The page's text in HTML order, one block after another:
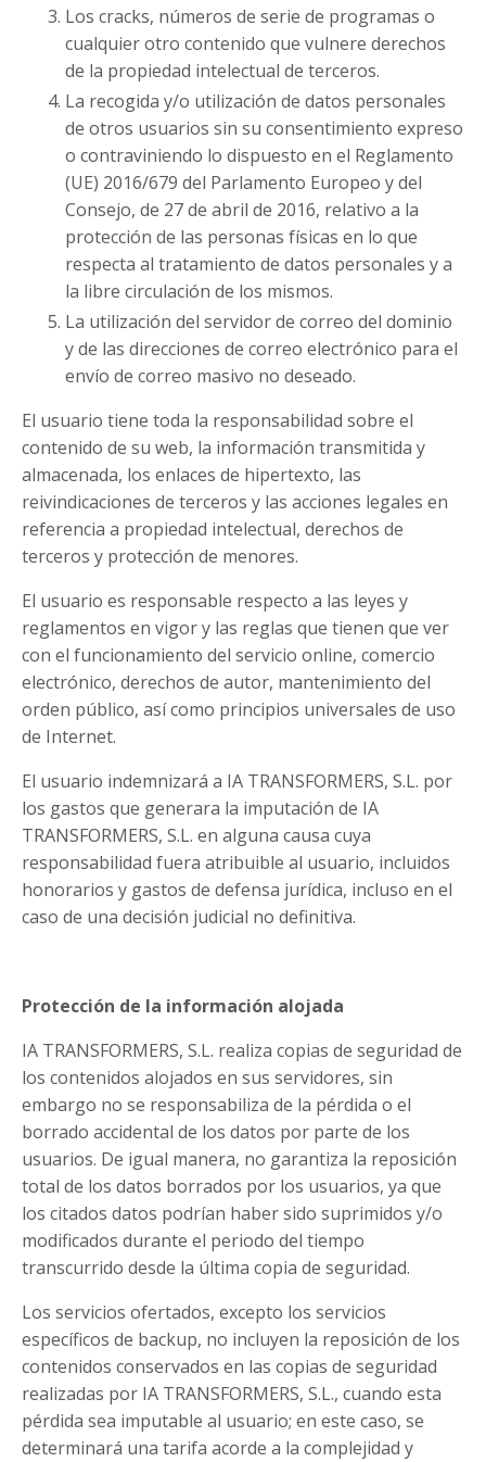
Los cracks, números de serie de programas o
cualquier otro contenido que vulnere derechos
de la propiedad intelectual de terceros.
La recogida y/o utilización de datos personales
de otros usuarios sin su consentimiento expreso
o contraviniendo lo dispuesto en el Reglamento
(UE) 2016/679 del Parlamento Europeo y del
Consejo, de 27 de abril de 2016, relativo a la
protección de las personas físicas en lo que
respecta al tratamiento de datos personales y a
la libre circulación de los mismos.
La utilización del servidor de correo del dominio
y de las direcciones de correo electrónico para el
envío de correo masivo no deseado.
El usuario tiene toda la responsabilidad sobre el
contenido de su web, la información transmitida y
almacenada, los enlaces de hipertexto, las
reivindicaciones de terceros y las acciones legales en
referencia a propiedad intelectual, derechos de
terceros y protección de menores.
El usuario es responsable respecto a las leyes y
reglamentos en vigor y las reglas que tienen que ver
con el funcionamiento del servicio online, comercio
electrónico, derechos de autor, mantenimiento del
orden público, así como principios universales de uso
de Internet.
El usuario indemnizará a IA TRANSFORMERS, S.L. por
los gastos que generara la imputación de IA
TRANSFORMERS, S.L. en alguna causa cuya
responsabilidad fuera atribuible al usuario, incluidos
honorarios y gastos de defensa jurídica, incluso en el
caso de una decisión judicial no definitiva.
Protección de la información alojada
IA TRANSFORMERS, S.L. realiza copias de seguridad de
los contenidos alojados en sus servidores, sin
embargo no se responsabiliza de la pérdida o el
borrado accidental de los datos por parte de los
usuarios. De igual manera, no garantiza la reposición
total de los datos borrados por los usuarios, ya que
los citados datos podrían haber sido suprimidos y/o
modificados durante el periodo del tiempo
transcurrido desde la última copia de seguridad.
Los servicios ofertados, excepto los servicios
específicos de backup, no incluyen la reposición de los
contenidos conservados en las copias de seguridad
realizadas por IA TRANSFORMERS, S.L., cuando esta
pérdida sea imputable al usuario; en este caso, se
determinará una tarifa acorde a la complejidad y